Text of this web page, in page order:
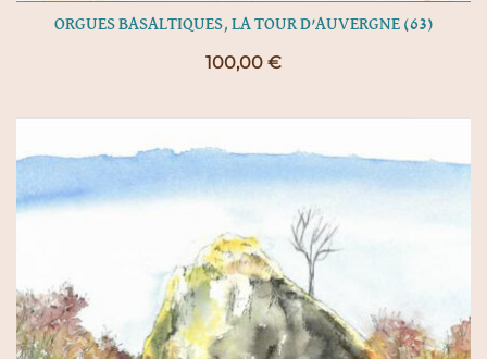
ORGUES BASALTIQUES, LA TOUR D’AUVERGNE (63)
100,00 €